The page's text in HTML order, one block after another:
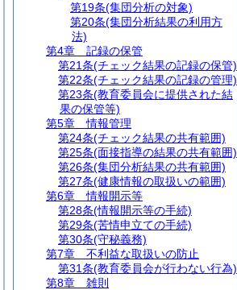
第19条(集団分析の対象)
第20条(集団分析結果の利用方
法)
第4章
記録の保管
第21条(チェック結果の記録の保管)
第22条(チェック結果の記録の管理)
第23条(教育委員会に提供された結
果の保管等)
第5章
情報管理
第24条(チェック結果の共有範囲)
第25条(面接指導の結果の共有範囲)
第26条(集団分析結果の共有範囲)
第27条(健康情報の取扱いの範囲)
第6章
情報開示等
第28条(情報開示等の手続)
第29条(苦情申立ての手続)
第30条(守秘義務)
第7章
不利益な取扱いの防止
第31条(教育委員会が行わない行為)
第8章
雑則